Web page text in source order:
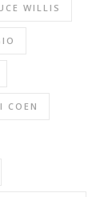
WILLIS
COEN